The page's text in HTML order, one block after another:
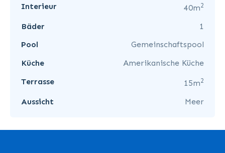
Interieur
40m2
Bäder
1
Pool
Gemeinschaftspool
Küche
Amerikanische Küche
Terrasse
15m2
Aussicht Meer